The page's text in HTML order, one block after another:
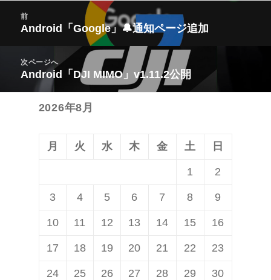
ー
前
前
投
稿:
Android「Google」🔔通知ページ追加
次ページへ
次
の
Android「DJI MIMO」v1.11.2公開
2026年8月
月 火 水 木 金 土 日
1 2
3 4 5 6 7 8 9
10 11 12 13 14 15 16
17 18 19 20 21 22 23
24 25 26 27 28 29 30